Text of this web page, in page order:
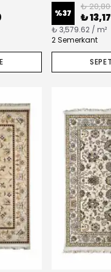
%37
₺
₺
₺ 3,579.62 / m²
2 Semerkant